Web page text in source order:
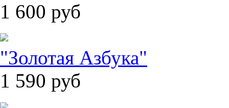
1 600 руб
"Золотая Азбука"
1 590 руб